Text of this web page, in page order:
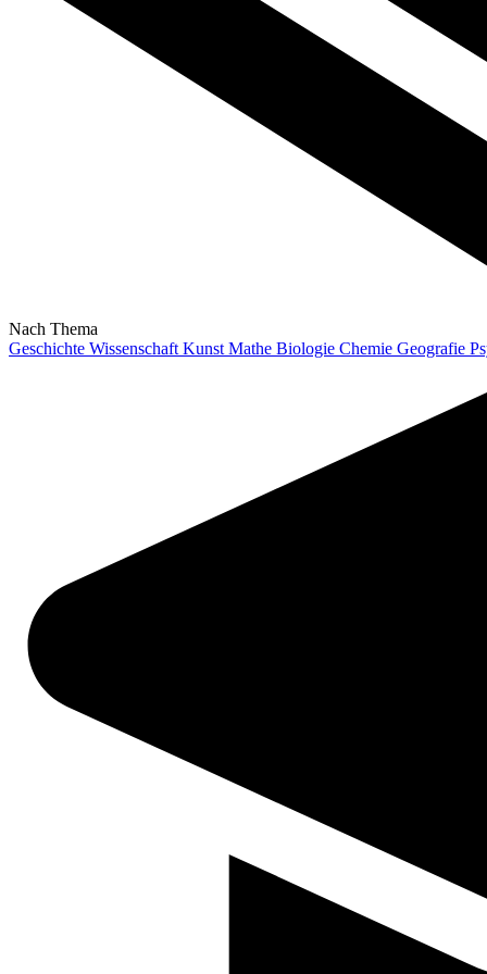
Nach Thema
Geschichte Wissenschaft Kunst Mathe Biologie Chemie Geografie